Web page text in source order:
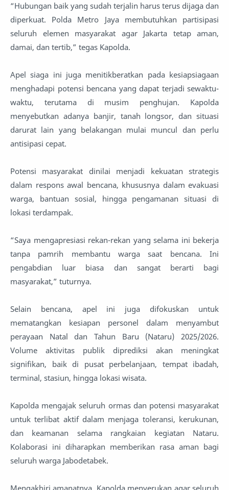
“Hubungan baik yang sudah terjalin harus terus dijaga dan
diperkuat. Polda Metro Jaya membutuhkan partisipasi
seluruh elemen masyarakat agar Jakarta tetap aman,
damai, dan tertib,” tegas Kapolda.
Apel siaga ini juga menitikberatkan pada kesiapsiagaan
menghadapi potensi bencana yang dapat terjadi sewaktu-
waktu, terutama di musim penghujan. Kapolda
menyebutkan adanya banjir, tanah longsor, dan situasi
darurat lain yang belakangan mulai muncul dan perlu
antisipasi cepat.
Potensi masyarakat dinilai menjadi kekuatan strategis
dalam respons awal bencana, khususnya dalam evakuasi
warga, bantuan sosial, hingga pengamanan situasi di
lokasi terdampak.
“Saya mengapresiasi rekan-rekan yang selama ini bekerja
tanpa pamrih membantu warga saat bencana. Ini
pengabdian luar biasa dan sangat berarti bagi
masyarakat,” tuturnya.
Selain bencana, apel ini juga difokuskan untuk
mematangkan kesiapan personel dalam menyambut
perayaan Natal dan Tahun Baru (Nataru) 2025/2026.
Volume aktivitas publik diprediksi akan meningkat
signifikan, baik di pusat perbelanjaan, tempat ibadah,
terminal, stasiun, hingga lokasi wisata.
Kapolda mengajak seluruh ormas dan potensi masyarakat
untuk terlibat aktif dalam menjaga toleransi, kerukunan,
dan keamanan selama rangkaian kegiatan Nataru.
Kolaborasi ini diharapkan memberikan rasa aman bagi
seluruh warga Jabodetabek.